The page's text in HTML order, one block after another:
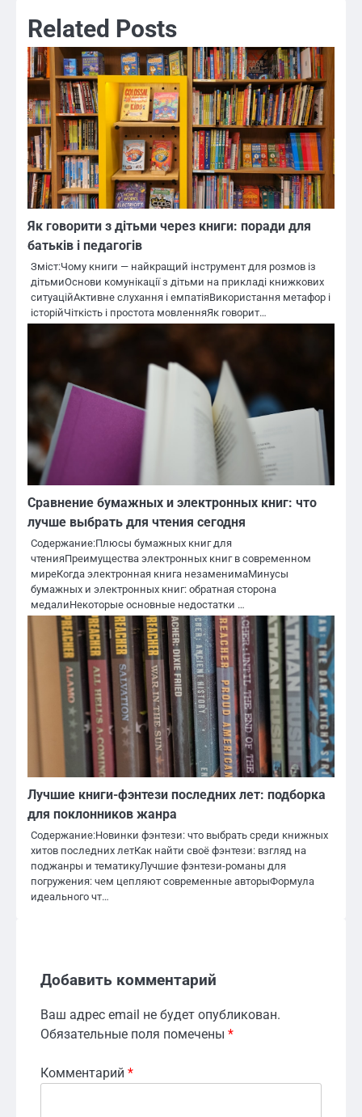
Related Posts
Як говорити з дітьми через книги: поради для
батьків і педагогів
Зміст:Чому книги — найкращий інструмент для розмов із
дітьмиОснови комунікації з дітьми на прикладі книжкових
ситуаційАктивне слухання і емпатіяВикористання метафор і
історійЧіткість і простота мовленняЯк говорит…
Сравнение бумажных и электронных книг: что
лучше выбрать для чтения сегодня
Содержание:Плюсы бумажных книг для
чтенияПреимущества электронных книг в современном
миреКогда электронная книга незаменимаМинусы
бумажных и электронных книг: обратная сторона
медалиНекоторые основные недостатки …
Лучшие книги-фэнтези последних лет: подборка
для поклонников жанра
Содержание:Новинки фэнтези: что выбрать среди книжных
хитов последних летКак найти своё фэнтези: взгляд на
поджанры и тематикуЛучшие фэнтези-романы для
погружения: чем цепляют современные авторыФормула
идеального чт…
Добавить комментарий
Ваш адрес email не будет опубликован.
Обязательные поля помечены *
Комментарий *